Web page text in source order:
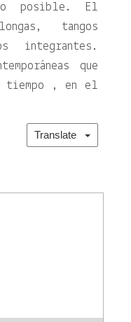
posible. El
tangos
integrantes.
que
tiempo , en el
Translate